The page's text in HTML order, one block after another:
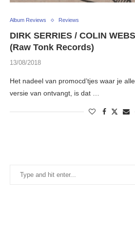
Album Reviews Reviews
DIRK SERRIES / COLIN
(Raw Tonk Records)
13/08/2018
Het nadeel van promocd’tjes waar je
versie van ontvangt, is dat …